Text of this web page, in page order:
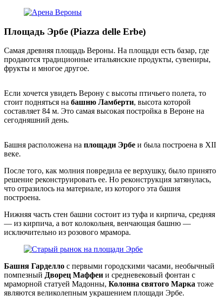
Площадь Эрбе (Piazza delle Erbe)
Самая древняя площадь Вероны. На площади есть базар, где
продаются традиционные итальянские продукты, сувениры,
фрукты и многое другое.
Если хочется увидеть Верону с высоты птичьего полета, то
стоит подняться на башню Ламберти, высота которой
составляет 84 м. Это самая высокая постройка в Вероне на
сегодняшний день.
Башня расположена на площади Эрбе и была построена в XII
веке.
После того, как молния повредила ее верхушку, было принято
решение реконструировать ее. Но реконструкция затянулась,
что отразилось на материале, из которого эта башня
построена.
Нижняя часть стен башни состоит из туфа и кирпича, средняя
— из кирпича, а вот колокольня, венчающая башню —
исключительно из розового мрамора.
Башня Гарделло с первыми городскими часами, необычный
помпезный Дворец Маффеи и средневековый фонтан с
мраморной статуей Мадонны, Колонна святого Марка тоже
являются великолепным украшением площади Эрбе.